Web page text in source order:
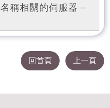
稱相關的伺服器－
回首頁 上一頁